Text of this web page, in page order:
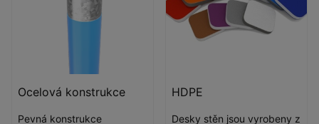
Ocelová konstrukce
Pevná konstrukce
HDPE
Desky stěn jsou vyrobeny z